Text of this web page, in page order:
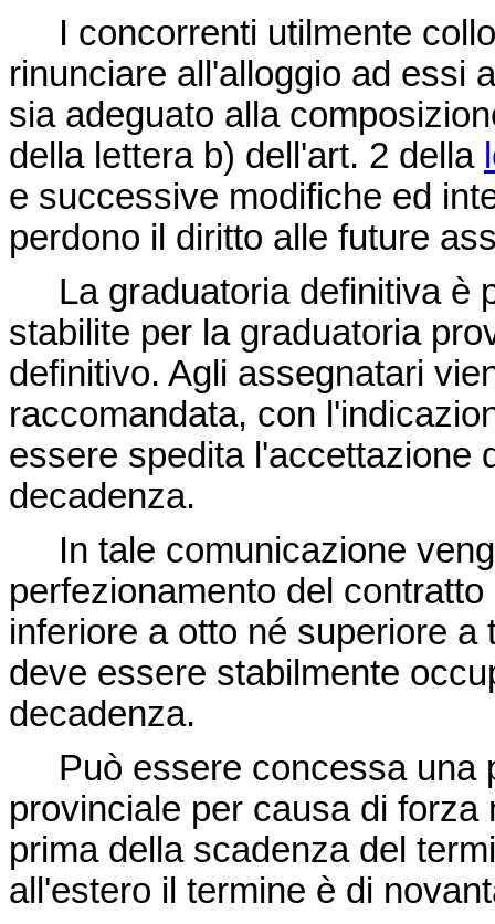
I concorrenti utilmente
rinunciare all'alloggio ad essi
sia adeguato alla
della lettera b) dell'art. 2 della
e successive modifiche ed
perdono il diritto alle future
La graduatoria definitiva è
stabilite per la graduatoria
definitivo. Agli assegnatari
raccomandata, con
essere spedita l'accettazione
decadenza.
In tale comunicazione
perfezionamento del
inferiore a otto né superiore
deve essere stabilmente
decadenza.
Può essere concessa una
provinciale per causa di
prima della scadenza del
all'estero il termine è di